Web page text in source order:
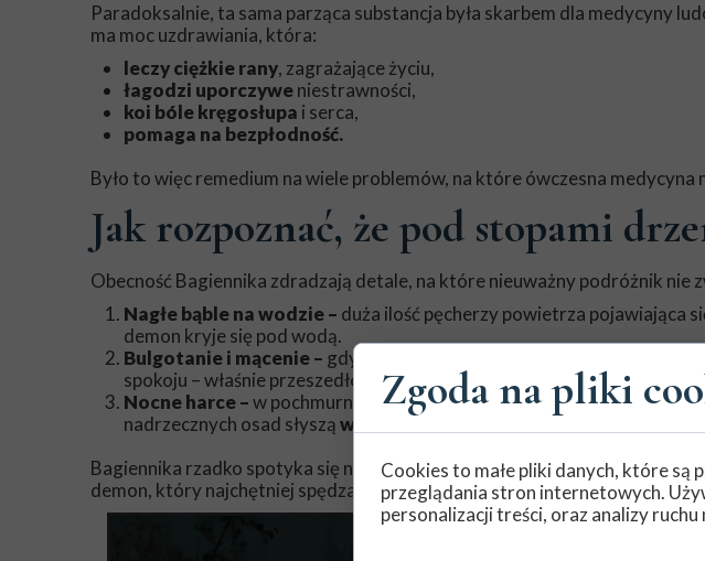
Paradoksalnie, ta sama parząca substancja była skarbem dla medycyny
ma moc uzdrawiania, która:
leczy ciężkie rany, zagrażające życiu,
łagodzi uporczyweniestrawności,
koi bóle kręgosłupa i serca,
pomaga na bezpłodność.
Było to więc remedium na wiele problemów, na które ówczesna medycyna
Jak rozpoznać, że pod stopami
Obecność Bagiennika zdradzają detale, na które nieuważny podróżnik nie
Nagłe bąble na wodzie – duża ilość pęcherzy powietrza pojawiająca
demon kryje się pod wodą.
Bulgotanie i mącenie – gdy woda nagle staje się rdzawa i mętnieje,
spokoju – właśnie przeszedłeś obok głowy Bagiennika.
Nocne harce –w pochmurne, bezksiężycowe noce Bagienniki oddają
nadrzecznych osad słysząwtedy głośne pluski,
Bagiennika rzadko spotyka się na swej wędrówce, o ile nie niszczy się jego
demon, który najchętniej spędza czas sam ze sobą – i swoim mokradłem.
Zgoda na pliki
Cookies to małe pliki danych, które są
przeglądania stron internetowych.
personalizacji treści, oraz analizy ruchu